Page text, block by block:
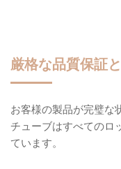
厳格な品質保証
お客様の製品が完璧な
チューブはすべてのロ
ています。